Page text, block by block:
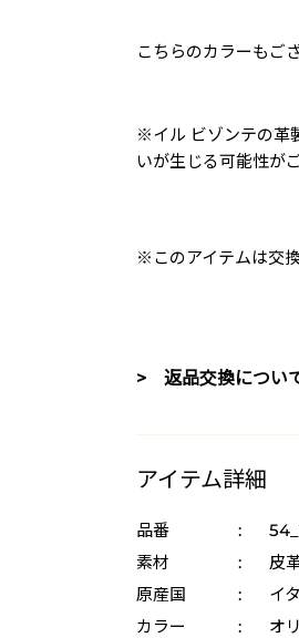
こちらのカラーもご
※イル ビゾンテの革
いが生じる可能性が
※このアイテムは交
> 返品交換につい
アイテム詳細
品番 :
素材
:
皮
原産国
:
イ
カラー
:
オ